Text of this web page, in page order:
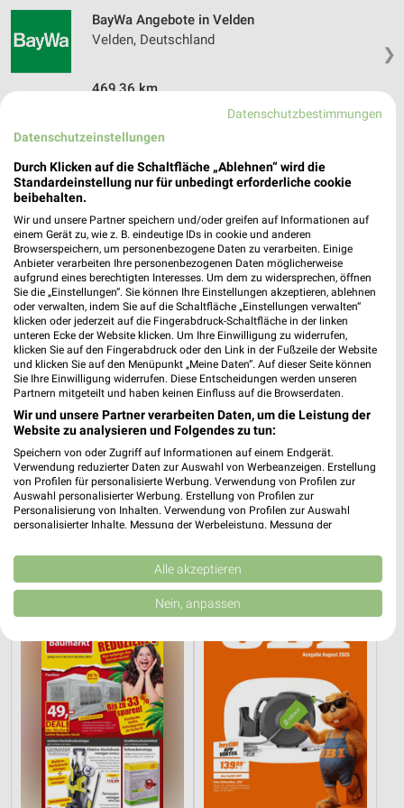
❯
BayWa Angebote in Velden
Velden, Deutschland
469,36 km
Baumärkte Angebote für Bockhorn und
Umgebung
6 Prospekte
toom Baumarkt
34,6 km
Angebote ab 03.08.
Sonderpreis Baumarkt
18,3 km
Unsere Wochen-Knaller!
Sonderpreis Baumarkt OBI
Datenschutzbestimmungen
Datenschutzeinstellungen
Durch Klicken auf die Schaltfläche „Ablehnen“ wird die
Standardeinstellung nur für unbedingt erforderliche cookie
beibehalten.
Wir und unsere Partner speichern und/oder greifen auf Informationen auf
einem Gerät zu, wie z. B. eindeutige IDs in cookie und anderen
Browserspeichern, um personenbezogene Daten zu verarbeiten. Einige
Anbieter verarbeiten Ihre personenbezogenen Daten möglicherweise
aufgrund eines berechtigten Interesses. Um dem zu widersprechen, öffnen
Sie die „Einstellungen“. Sie können Ihre Einstellungen akzeptieren, ablehnen
oder verwalten, indem Sie auf die Schaltfläche „Einstellungen verwalten“
klicken oder jederzeit auf die Fingerabdruck-Schaltfläche in der linken
unteren Ecke der Website klicken. Um Ihre Einwilligung zu widerrufen,
klicken Sie auf den Fingerabdruck oder den Link in der Fußzeile der Website
und klicken Sie auf den Menüpunkt „Meine Daten“. Auf dieser Seite können
Sie Ihre Einwilligung widerrufen. Diese Entscheidungen werden unseren
Partnern mitgeteilt und haben keinen Einfluss auf die Browserdaten.
Wir und unsere Partner verarbeiten Daten, um die Leistung der
Website zu analysieren und Folgendes zu tun:
Speichern von oder Zugriff auf Informationen auf einem Endgerät.
Verwendung reduzierter Daten zur Auswahl von Werbeanzeigen. Erstellung
von Profilen für personalisierte Werbung. Verwendung von Profilen zur
Auswahl personalisierter Werbung. Erstellung von Profilen zur
Personalisierung von Inhalten. Verwendung von Profilen zur Auswahl
personalisierter Inhalte. Messung der Werbeleistung. Messung der
Kombinationen von Daten aus verschiedenen Quellen. Entwicklung und
Verbesserung der Angebote. Verwendung reduzierter Daten zur Auswahl
von Inhalten.
Daten können außerhalb der Europäischen Union weitergegeben und in die
USA gesendet werden.
Website/App.
Partnerliste anzeigen (1 IAB-Anbieter)
Wir nutzen Ihre Daten für folgende Zwecke:
IAB-Verarbeitungszwecke:
Speichern von oder Zugriff auf Informationen
auf einem Endgerät
Verwendung reduzierter Daten zur Auswahl von
Alle akzeptieren
Nein, anpassen